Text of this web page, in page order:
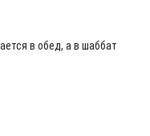
в обед, а в шаббат